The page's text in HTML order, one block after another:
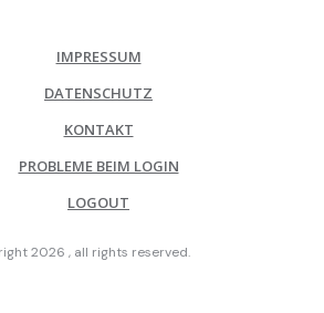
IMPRESSUM
DATENSCHUTZ
KONTAKT
PROBLEME BEIM LOGIN
LOGOUT
2026 , all rights reserved.